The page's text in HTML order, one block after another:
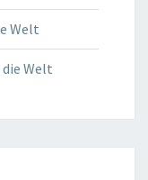
Welt
Welt